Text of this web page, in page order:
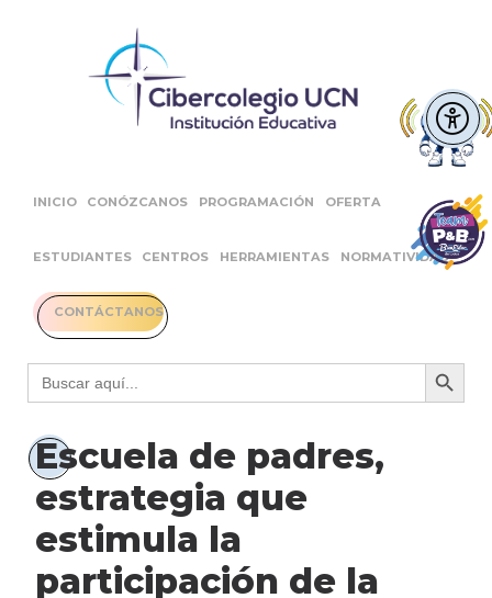
INICIO CONÓZCANOS PROGRAMACIÓN OFERTA
ESTUDIANTES CENTROS HERRAMIENTAS NORMATIVIDAD
CONTÁCTANOS
Buscar: Botón
Escuela de padres,
estrategia que
estimula la
participación de la